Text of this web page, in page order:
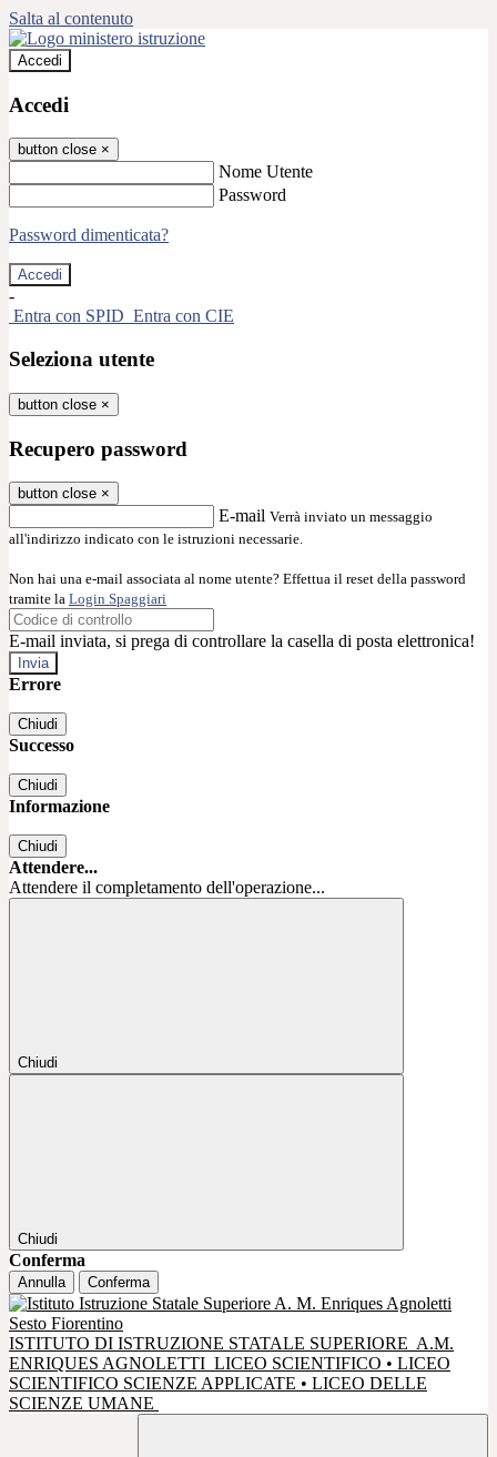
Salta al contenuto
Accedi
Accedi
button close ×
Nome Utente
Password
Password dimenticata?
-
Entra con SPID Entra con CIE
Seleziona utente
button close ×
Recupero password
button close ×
E-mail Verrà inviato un messaggio
all'indirizzo indicato con le istruzioni necessarie.
Non hai una e-mail associata al nome utente? Effettua il reset della password
tramite la Login Spaggiari
E-mail inviata, si prega di controllare la casella di posta elettronica!
Errore
Chiudi
Successo
Chiudi
Informazione
Chiudi
Attendere...
Attendere il completamento dell'operazione...
Chiudi
Chiudi
Conferma
Annulla Conferma
ISTITUTO DI ISTRUZIONE STATALE SUPERIORE A.M.
ENRIQUES AGNOLETTI LICEO SCIENTIFICO • LICEO
SCIENTIFICO SCIENZE APPLICATE • LICEO DELLE
SCIENZE UMANE